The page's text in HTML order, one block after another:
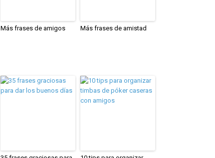
Más frases de amigos Más frases de amistad